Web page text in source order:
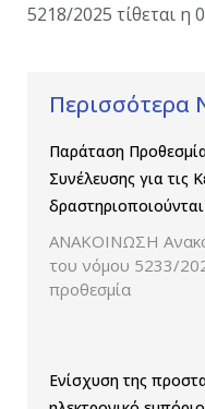
5218/2025 τίθεται η
Περισσότερα
Παράταση
Συνέλευσης για τις
Παραγωγής και
ΑΝΑΚΟΙΝΩΣΗ
του νόμου 5233/
προθεσμία
Ενίσχυση της